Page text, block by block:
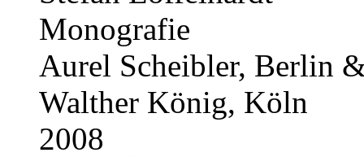
Monografie
Aurel Scheibler, Berlin
Walther König, Köln
2008